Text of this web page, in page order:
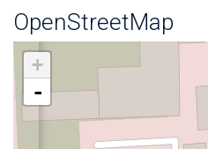
OpenStreetMap
+
-